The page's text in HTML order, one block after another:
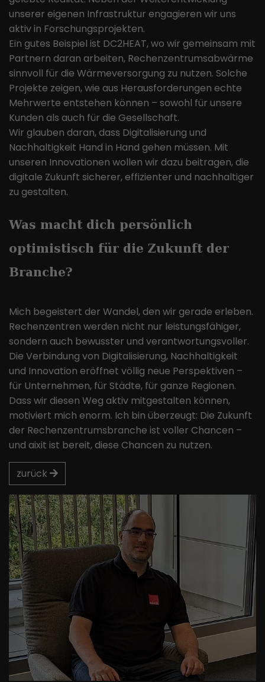
unserer eigenen Infrastruktur engagieren wir uns
aktiv in Forschungsprojekten.
Ein gutes Beispiel ist DC2HEAT, wo wir gemeinsam mit
Partnern daran arbeiten, Rechenzentrumsabwärme
sinnvoll für die Wärmeversorgung zu nutzen. Solche
Projekte zeigen, wie aus Herausforderungen echte
Mehrwerte entstehen können – sowohl für unsere
Kunden als auch für die Gesellschaft.
Wir glauben daran, dass Digitalisierung und
Nachhaltigkeit Hand in Hand gehen müssen. Mit
unseren Innovationen wollen wir dazu beitragen, die
digitale Zukunft sicherer, effizienter und nachhaltiger
zu gestalten.
Was macht dich persönlich
optimistisch für die Zukunft der
Branche?
Mich begeistert der Wandel, den wir gerade erleben.
Rechenzentren werden nicht nur leistungsfähiger,
sondern auch bewusster und verantwortungsvoller.
Die Verbindung von Digitalisierung, Nachhaltigkeit
und Innovation eröffnet völlig neue Perspektiven –
für Unternehmen, für Städte, für ganze Regionen.
Dass wir diesen Weg aktiv mitgestalten können,
motiviert mich enorm. Ich bin überzeugt: Die Zukunft
der Rechenzentrumsbranche ist voller Chancen –
und aixit ist bereit, diese Chancen zu nutzen.
zurück